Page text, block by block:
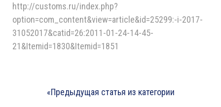
http://customs.ru/index.php?
option=com_content&view=article&id=25299:-i-2017-
31052017&catid=26:2011-01-24-14-45-
21&Itemid=1830&Itemid=1851
«Предыдущая статья из категории